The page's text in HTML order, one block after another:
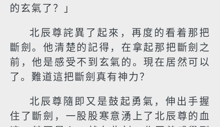
的玄氣了？」
北辰尊詫異了起來，再度的看着那把
斷劍。他清楚的記得，在拿起那把斷劍之
前，他是感受不到玄氣的。現在居然可以
了。難道這把斷劍真有神力？
北辰尊隨即又是鼓起勇氣，伸出手握
住了斷劍，一股股寒意湧上了北辰尊的血